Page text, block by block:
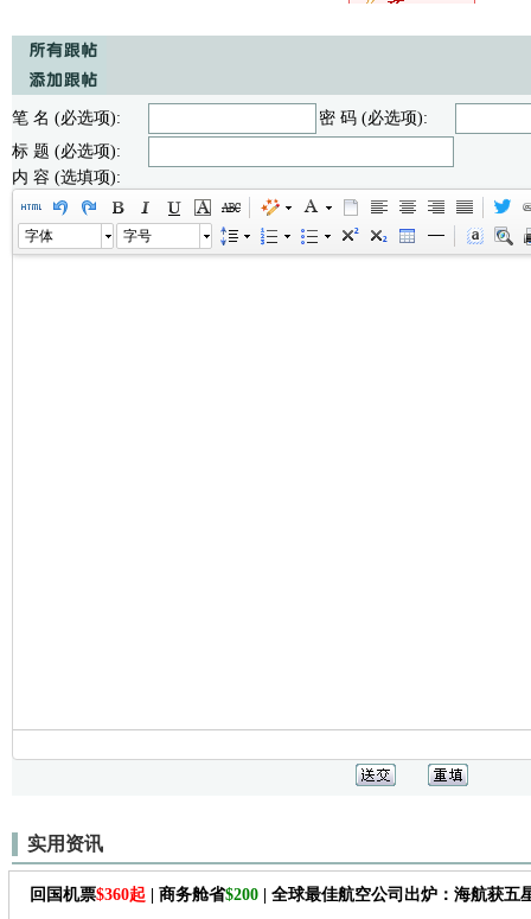
笔 名 (必选项):
密 码 (必选项):
标 题 (必选项):
内 容 (选填项):
字体 字号
实用资讯
回国机票$360起 | 商务舱省$200 | 全球最佳航空公司出炉：海航获五